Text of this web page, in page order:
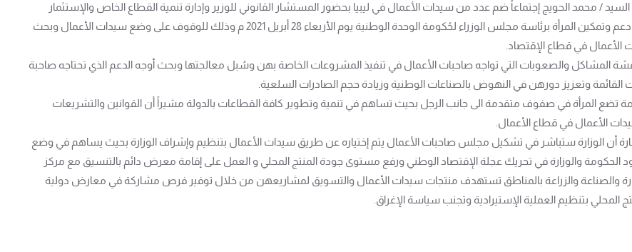
السيد / محمد الحويج إجتماعاً ضم عدد من سيدات الأعمال في ليبيا بحضور المستشار القانوني للوزير وإدارة تنمية القطاع الخاص والإستثمار
بالوزارة ونائبة رئيسة وحدة دعم وتمكين المرأة برئاسة مجلس الوزراء لحُكومة الوحدة الوطنية يوم الأربعاء 28 أبريل 2021 م وذلك للوقوف على وضع سيدات الأعمال وبحث
الأعمال في قطاع الإقتصاد.
المشاكل والصعوبات التي تواجه صاحبات الأعمال في تنفيذ المشروعات الخاصة بهن وسُبل معالجتها وبحث أوجه الدعم الذي تحتاجه صاحبة
القائمة وتعزيز دورهن في النهوض بالصناعات الوطنية وزيادة حجم الصادرات السلعية.
تضع المرأة في صفوف متقدمة الى جانب الرجل بحيث تساهم في تنمية وتطوير كافة القطاعات بالدولة مشيراً أن القوانين والتشريعات
الأعمال في قطاع الأعمال.
أن الوزارة ستباشر في تشكيل مجلس صاحبات الأعمال يتم إختياره عن طريق سيدات الأعمال بتنظيم وإشراف الوزارة بحيث يساهم في وضع
الحكومة والوزارة في تحريك عجلة الإقتصاد الوطني ورفع مستوى جودة المنتج المحلي و العمل على إقامة معرض دائم بالتنسيق مع مركز
والصناعة والزراعة بالمناطق تستهدف منتجات سيدات الأعمال والتسويق لمشاريعهن من خلال توفير فرص مشاركة في معارض دولية
المحلي بتنظيم العملية الإستيرادية وتجنب سياسة الإغراق.